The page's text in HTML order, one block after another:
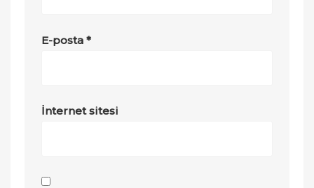
E-posta*
İnternet sitesi